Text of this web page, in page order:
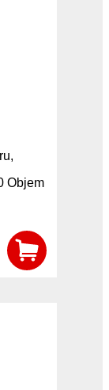
Objem